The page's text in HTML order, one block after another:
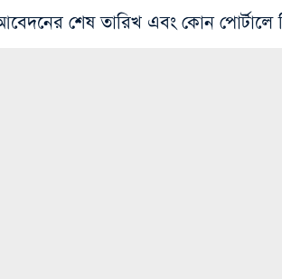
শেষ তারিখ এবং কোন পোর্টালে